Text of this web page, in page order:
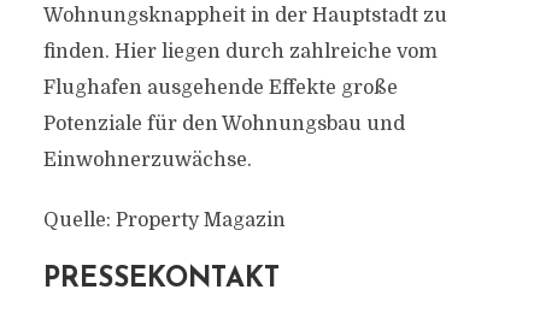
Wohnungsknappheit in der Hauptstadt zu
finden. Hier liegen durch zahlreiche vom
Flughafen ausgehende Effekte große
Potenziale für den Wohnungsbau und
Einwohnerzuwächse.
Quelle: Property Magazin
PRESSEKONTAKT